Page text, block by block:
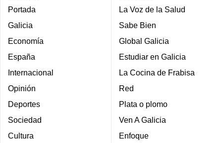
Portada
Galicia
Economía
España
Internacional
Opinión
Deportes
Sociedad
Cultura
La Voz de la Salud
Sabe Bien
Global Galicia
Estudiar en Galicia
La Cocina de Frabisa
Red
Plata o plomo
Ven A Galicia
Enfoque